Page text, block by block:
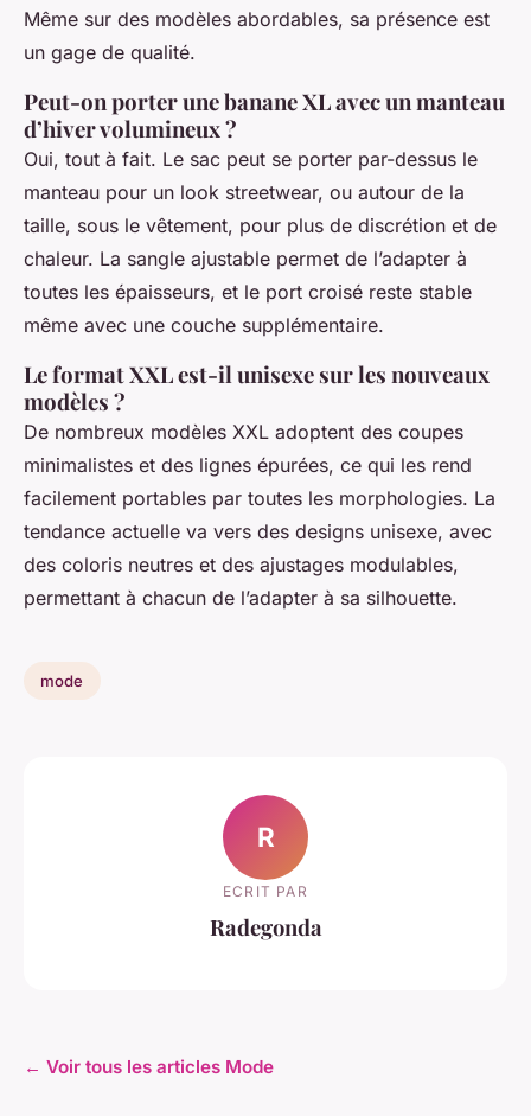
Même sur des modèles abordables, sa présence est
un gage de qualité.
Peut-on porter une banane XL avec un manteau
d’hiver volumineux ?
Oui, tout à fait. Le sac peut se porter par-dessus le
manteau pour un look streetwear, ou autour de la
taille, sous le vêtement, pour plus de discrétion et de
chaleur. La sangle ajustable permet de l’adapter à
toutes les épaisseurs, et le port croisé reste stable
même avec une couche supplémentaire.
Le format XXL est-il unisexe sur les nouveaux
modèles ?
De nombreux modèles XXL adoptent des coupes
minimalistes et des lignes épurées, ce qui les rend
facilement portables par toutes les morphologies. La
tendance actuelle va vers des designs unisexe, avec
des coloris neutres et des ajustages modulables,
permettant à chacun de l’adapter à sa silhouette.
mode
R
ECRIT PAR
Radegonda
← Voir tous les articles Mode